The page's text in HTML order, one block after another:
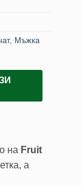
, Мъжка
на Fruit
а